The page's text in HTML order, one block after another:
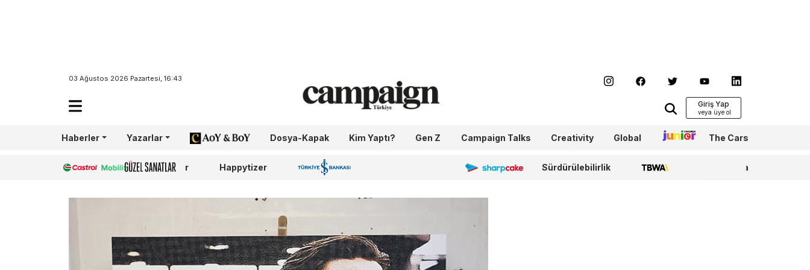
03 Ağustos 2026 Pazartesi, 16:43
Giriş Yap
Haberler Yazarlar AoY/BoY Dosya-Kapak Kim Yaptı? Gen Z Campaign Talks Creativity Global Junior The Cars
Castrol Güzel Sanatlar Happytizer İş Bankası 100.Yıl Sharpcake Sürdürülebilirlik TBWA WPP Media